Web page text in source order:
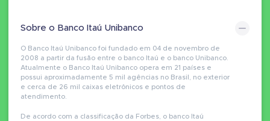
Sobre o Banco Itaú Unibanco
O Banco Itaú Unibanco foi fundado em 04 de novembro de
2008 a partir da fusão entre o banco Itaú e o banco Unibanco.
Atualmente o Banco Itaú Unibanco opera em 21 países e
possui aproximadamente 5 mil agências no Brasil, no exterior
e cerca de 26 mil caixas eletrônicos e pontos de
atendimento.
De acordo com a classificação da Forbes, o banco Itaú